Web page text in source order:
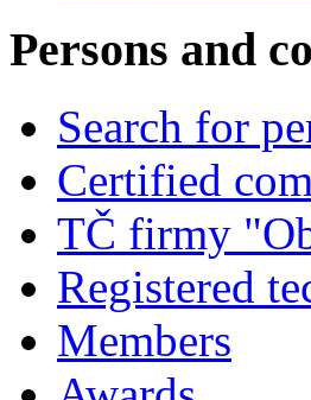
Persons and
Search for
Certified
TČ firmy
Registered
Members